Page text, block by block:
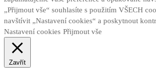
„Přijmout vše“ souhlasíte s použitím VŠECH
navštívit „Nastavení cookies“ a poskytnout
Nastavení cookies Přijmout vše
Zavřít